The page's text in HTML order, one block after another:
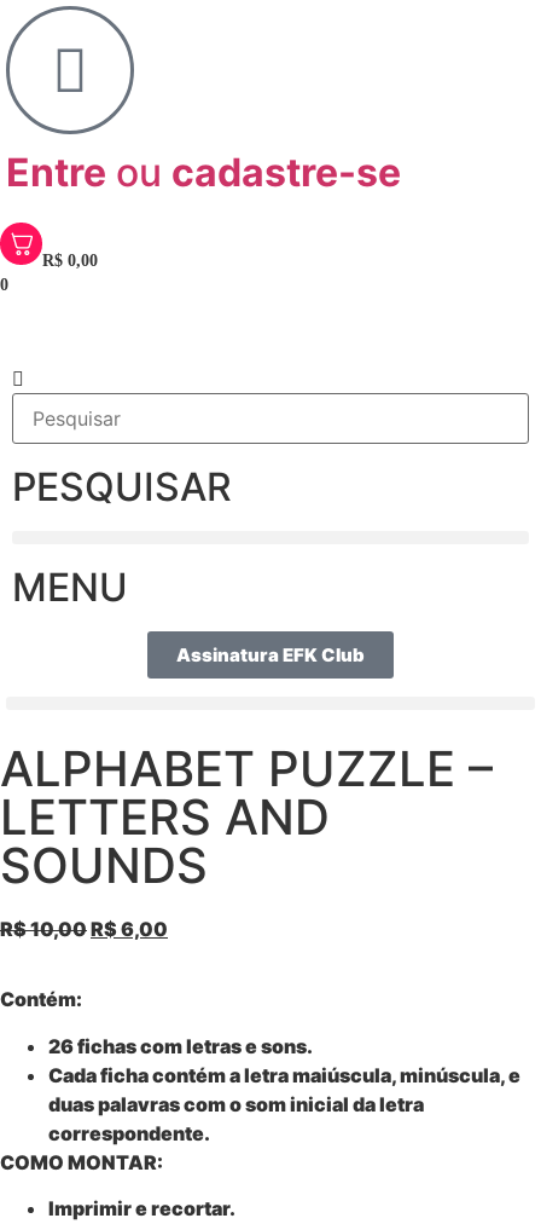
Entre ou cadastre-se
0
R$ 0,00
PESQUISAR
MENU
Assinatura EFK Club
ALPHABET PUZZLE –
LETTERS AND
SOUNDS
R$10,00R$6,00
Contém:
26 fichas com letras e sons.
Cada ficha contém a letra maiúscula, minúscula, e
duas palavras com o som inicial da letra
correspondente.
COMO MONTAR:
Imprimir e recortar.